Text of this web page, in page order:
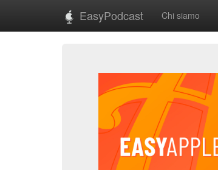
EasyPodcast Chi siamo